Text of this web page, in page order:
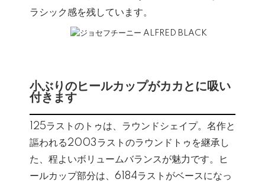
ラシック感を残しています。
小ぶりのヒールカップがカカとに吸い
付きます
125ラストのトゥは、ラウンドシェイプ。名作と
謳われる2003ラストのラウンドトゥを継承し
た、程よいボリュームバランスが魅力です。ヒ
ールカップ部分は、6184ラストがベースになっ